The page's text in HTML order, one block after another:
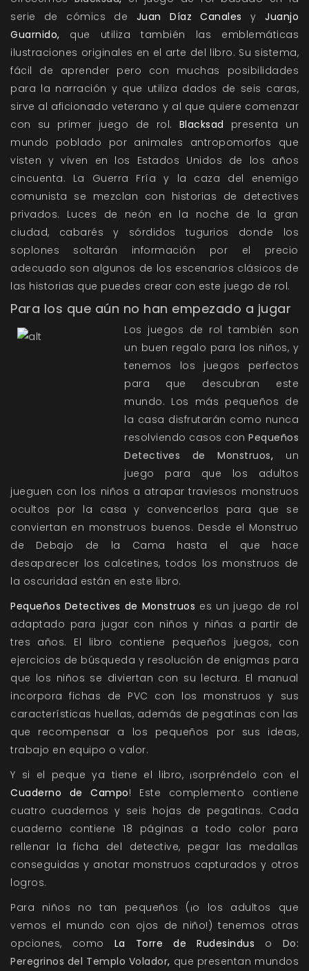
serie de cómics de Juan Díaz Canales y Juanjo
Guarnido, que utiliza también las emblemáticas
ilustraciones originales en el arte del libro. Su sistema,
fácil de aprender pero con muchas posibilidades
para la narración y que utiliza dados de seis caras,
sirve al aficionado veterano y al que quiere comenzar
con su primer juego de rol. Blacksad presenta un
mundo poblado por animales antropomorfos que
visten y viven en los Estados Unidos de los años
cincuenta. La Guerra Fría y la caza del enemigo
comunista se mezclan con historias de detectives
privados. Luces de neón en la noche de la gran
ciudad, cabarés y sórdidos tugurios donde los
soplones soltarán información por el precio
adecuado son algunos de los escenarios clásicos de
las historias que puedes crear con este juego de rol.
Para los que aún no han empezado a jugar
Los juegos de rol también son
un buen regalo para los niños, y
tenemos los juegos perfectos
para que descubran este
mundo. Los más pequeños de
la casa disfrutarán como nunca
resolviendo casos con Pequeños
Detectives de Monstruos, un
juego para que los adultos
jueguen con los niños a atrapar traviesos monstruos
ocultos por la casa y convencerlos para que se
conviertan en monstruos buenos. Desde el Monstruo
de Debajo de la Cama hasta el que hace
desaparecer los calcetines, todos los monstruos de
la oscuridad están en este libro.
Pequeños Detectives de Monstruos es un juego de rol
adaptado para jugar con niños y niñas a partir de
tres años. El libro contiene pequeños juegos, con
ejercicios de búsqueda y resolución de enigmas para
que los niños se diviertan con su lectura. El manual
incorpora fichas de PVC con los monstruos y sus
características huellas, además de pegatinas con las
que recompensar a los pequeños por sus ideas,
trabajo en equipo o valor.
Y si el peque ya tiene el libro, ¡sorpréndelo con el
Cuaderno de Campo! Este complemento contiene
cuatro cuadernos y seis hojas de pegatinas. Cada
cuaderno contiene 18 páginas a todo color para
rellenar la ficha del detective, pegar las medallas
conseguidas y anotar monstruos capturados y otros
logros.
Para niños no tan pequeños (¡o los adultos que
vemos el mundo con ojos de niño!) tenemos otras
opciones, como La Torre de Rudesindus o Do:
Peregrinos del Templo Volador, que presentan mundos